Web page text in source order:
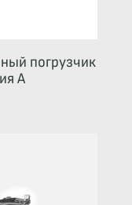
погрузчик
А